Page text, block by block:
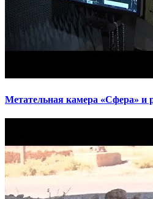
Метательная камера «Сфера» и